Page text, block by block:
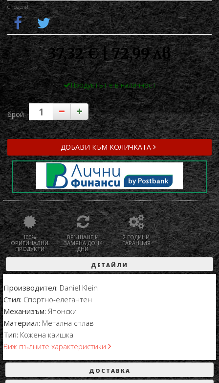
Сподели
37,32 € | 72,99 лв
Продуктът е в наличност
брой
ДОБАВИ КЪМ КОЛИЧКАТА
100%
ОРИГИНАЛНИ
ПРОДУКТИ
ВРЪЩАНЕ И
ЗАМЯНА ДО 14
ДНИ
2 ГОДИНИ
ГАРАНЦИЯ
ДЕТАЙЛИ
Производител: Daniel Klein
Стил: Спортно-елегантен
Механизъм: Японски
Материал: Метална сплав
Тип: Кожена каишка
Виж пълните характеристики
ДОСТАВКА